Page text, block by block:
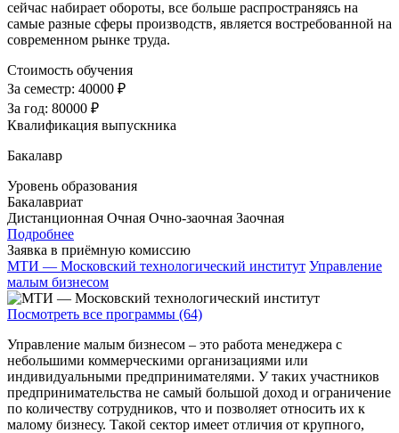
сейчас набирает обороты, все больше распространяясь на
самые разные сферы производств, является востребованной на
современном рынке труда.
Стоимость обучения
За семестр: 40000 ₽
За год: 80000 ₽
Квалификация выпускника
Бакалавр
Уровень образования
Бакалавриат
Дистанционная Очная Очно-заочная Заочная
Подробнее
Заявка в приёмную комиссию
МТИ — Московский технологический институт Управление
малым бизнесом
Посмотреть все программы (64)
Управление малым бизнесом – это работа менеджера с
небольшими коммерческими организациями или
индивидуальными предпринимателями. У таких участников
предпринимательства не самый большой доход и ограничение
по количеству сотрудников, что и позволяет относить их к
малому бизнесу. Такой сектор имеет отличия от крупного,